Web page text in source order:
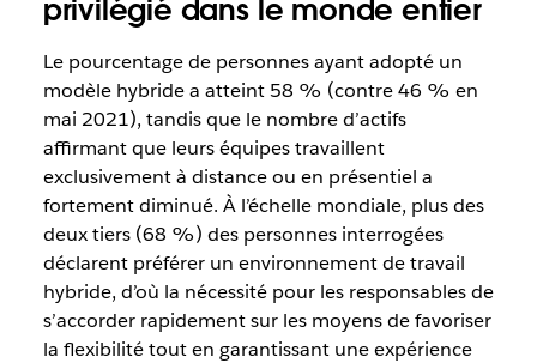
privilégié dans le monde entier
Le pourcentage de personnes ayant adopté un
modèle hybride a atteint 58 % (contre 46 % en
mai 2021), tandis que le nombre d’actifs
affirmant que leurs équipes travaillent
exclusivement à distance ou en présentiel a
fortement diminué. À l’échelle mondiale, plus des
deux tiers (68 %) des personnes interrogées
déclarent préférer un environnement de travail
hybride, d’où la nécessité pour les responsables de
s’accorder rapidement sur les moyens de favoriser
la flexibilité tout en garantissant une expérience